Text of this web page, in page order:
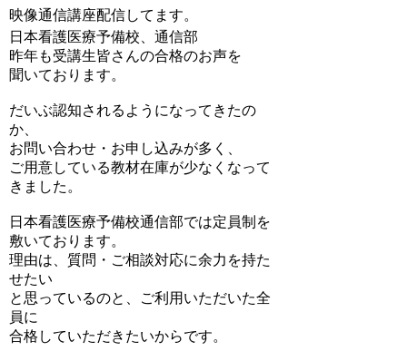
映像通信講座配信してます。
日本看護医療予備校、通信部
昨年も受講生皆さんの合格のお声を
聞いております。
だいぶ認知されるようになってきたの
か、
お問い合わせ・お申し込みが多く、
ご用意している教材在庫が少なくなって
きました。
日本看護医療予備校通信部では定員制を
敷いております。
理由は、質問・ご相談対応に余力を持た
せたい
と思っているのと、ご利用いただいた全
員に
合格していただきたいからです。